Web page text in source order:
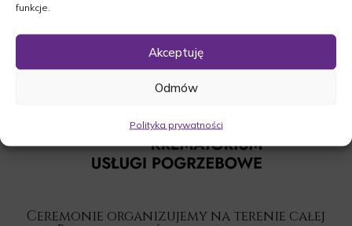
funkcje.
Akceptuję
Odmów
Polityka prywatności
Ceremonie organizujemy na terenie całej